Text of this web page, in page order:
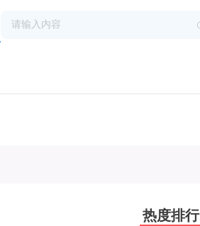
热度排行